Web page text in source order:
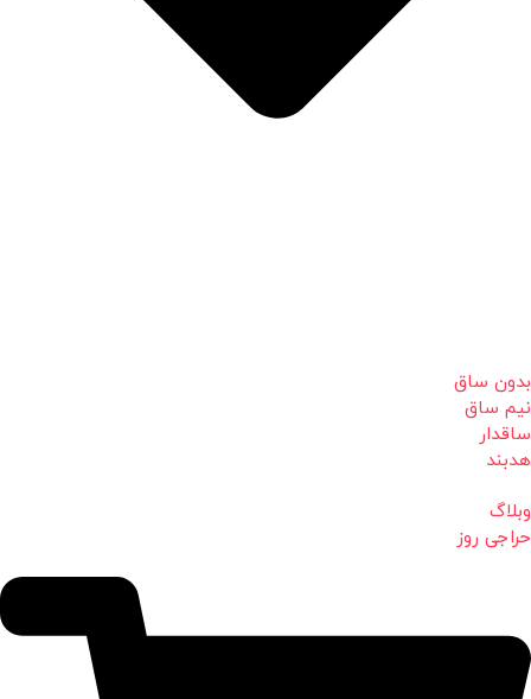
بدون ساق
نیم ساق
ساقدار
هدبند
وبلاگ
حراجی روز